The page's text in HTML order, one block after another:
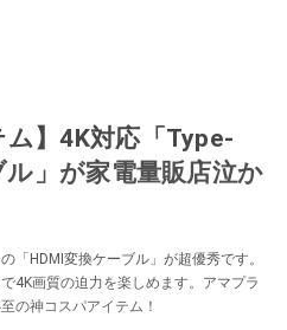
ム】4K対応「Type-
」が家電量販店泣か
「HDMI変換ケーブル」が超優秀です。
4K画質の迫力を楽しめます。アマプラ
の神コスパアイテム！